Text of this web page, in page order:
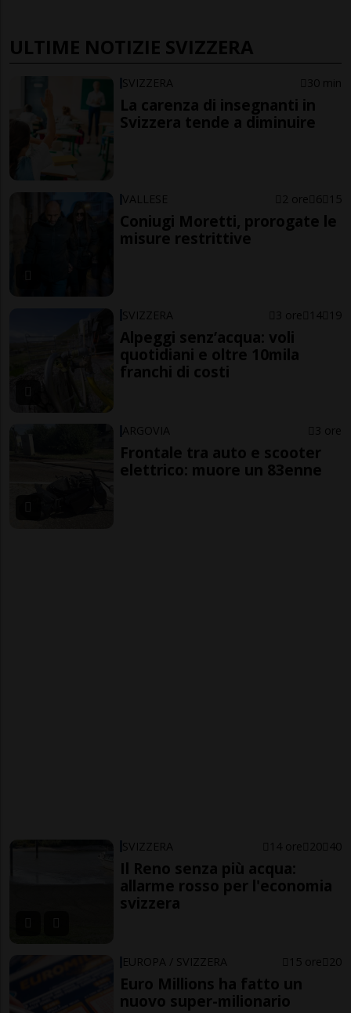
ULTIME NOTIZIE SVIZZERA
SVIZZERA 30 min
La carenza di insegnanti in
Svizzera tende a diminuire
VALLESE 2 ore 6 15
Coniugi Moretti, prorogate le
misure restrittive
SVIZZERA 3 ore 14 19
Alpeggi senz’acqua: voli
quotidiani e oltre 10mila
franchi di costi
ARGOVIA 3 ore
Frontale tra auto e scooter
elettrico: muore un 83enne
SVIZZERA 14 ore 20 40
Il Reno senza più acqua:
allarme rosso per l'economia
svizzera
EUROPA / SVIZZERA 15 ore 20
Euro Millions ha fatto un
nuovo super-milionario